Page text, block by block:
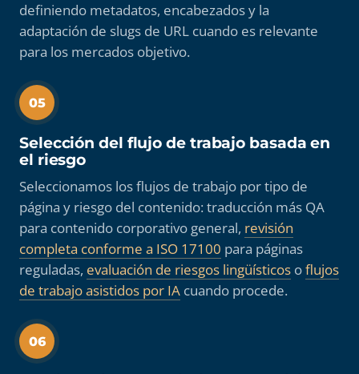
definiendo metadatos, encabezados y la
adaptación de slugs de URL cuando es relevante
para los mercados objetivo.
05
Selección del flujo de trabajo basada en
el riesgo
Seleccionamos los flujos de trabajo por tipo de
página y riesgo del contenido: traducción más QA
para contenido corporativo general, revisión
completa conforme a ISO 17100 para páginas
reguladas, evaluación de riesgos lingüísticos oflujos
de trabajo asistidos por IA cuando procede.
06